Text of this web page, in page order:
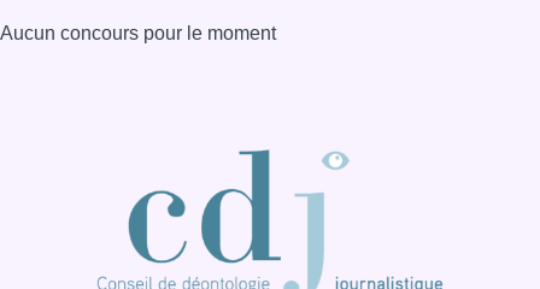
Aucun concours pour le moment